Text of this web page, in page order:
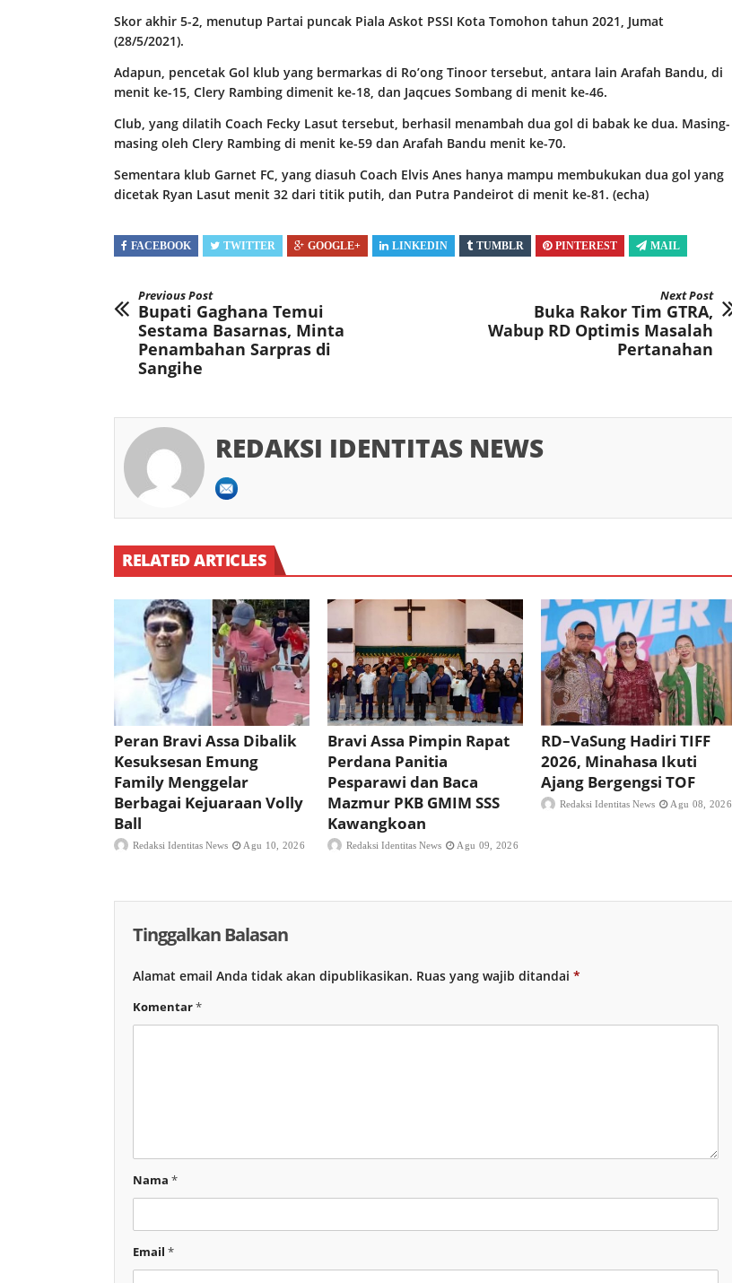
Skor akhir 5-2, menutup Partai puncak Piala Askot PSSI Kota Tomohon tahun 2021, Jumat
(28/5/2021).
Adapun, pencetak Gol klub yang bermarkas di Ro’ong Tinoor tersebut, antara lain Arafah Bandu, di
menit ke-15, Clery Rambing dimenit ke-18, dan Jaqcues Sombang di menit ke-46.
Club, yang dilatih Coach Fecky Lasut tersebut, berhasil menambah dua gol di babak ke dua. Masing-
masing oleh Clery Rambing di menit ke-59 dan Arafah Bandu menit ke-70.
Sementara klub Garnet FC, yang diasuh Coach Elvis Anes hanya mampu membukukan dua gol yang
dicetak Ryan Lasut menit 32 dari titik putih, dan Putra Pandeirot di menit ke-81. (echa)
FACEBOOK TWITTER GOOGLE+ LINKEDIN TUMBLR PINTEREST MAIL
Previous Post
Bupati Gaghana Temui
Sestama Basarnas, Minta
Penambahan Sarpras di
Sangihe
Next Post
Buka Rakor Tim GTRA,
Wabup RD Optimis Masalah
Pertanahan
REDAKSI IDENTITAS NEWS
RELATED ARTICLES
Peran Bravi Assa Dibalik
Kesuksesan Emung
Family Menggelar
Berbagai Kejuaraan Volly
Ball
Redaksi Identitas News Agu 10, 2026
Bravi Assa Pimpin Rapat
Perdana Panitia
Pesparawi dan Baca
Mazmur PKB GMIM SSS
Kawangkoan
Redaksi Identitas News Agu 09, 2026
RD–VaSung Hadiri TIFF
2026, Minahasa Ikuti
Ajang Bergengsi TOF
Redaksi Identitas News Agu 08, 2026
Tinggalkan Balasan
Alamat email Anda tidak akan dipublikasikan. Ruas yang wajib ditandai *
Komentar*
Nama *
Email *